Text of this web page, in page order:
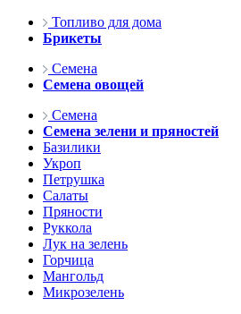
Топливо для дома
Брикеты
Семена
Семена овощей
Семена
Семена зелени и пряностей
Базилики
Укроп
Петрушка
Салаты
Пряности
Руккола
Лук на зелень
Горчица
Мангольд
Микрозелень